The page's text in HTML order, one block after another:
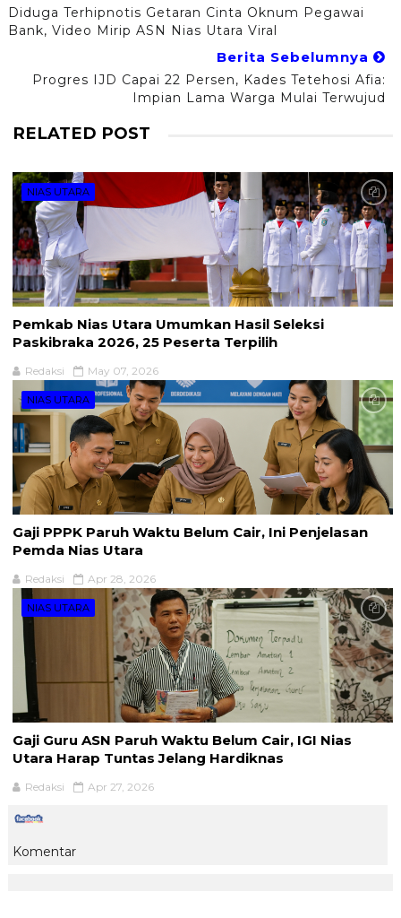
Diduga Terhipnotis Getaran Cinta Oknum Pegawai
Bank, Video Mirip ASN Nias Utara Viral
Berita Sebelumnya
Progres IJD Capai 22 Persen, Kades Tetehosi Afia:
Impian Lama Warga Mulai Terwujud
RELATED POST
NIAS UTARA
Pemkab Nias Utara Umumkan Hasil Seleksi
Paskibraka 2026, 25 Peserta Terpilih
Redaksi May 07, 2026
NIAS UTARA
Gaji PPPK Paruh Waktu Belum Cair, Ini Penjelasan
Pemda Nias Utara
Redaksi Apr 28, 2026
NIAS UTARA
Gaji Guru ASN Paruh Waktu Belum Cair, IGI Nias
Utara Harap Tuntas Jelang Hardiknas
Redaksi Apr 27, 2026
Komentar